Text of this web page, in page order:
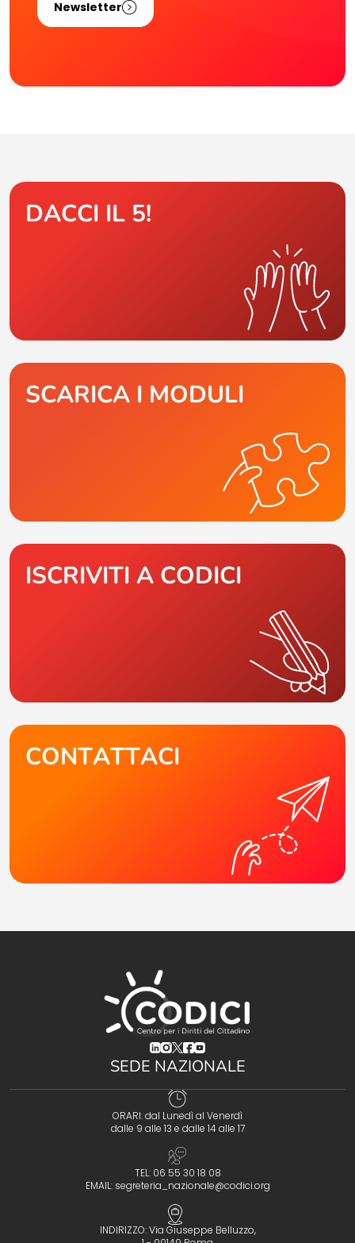
Newsletter
DACCI IL 5!
SCARICA I MODULI
ISCRIVITI A CODICI
CONTATTACI
(opens in a new tab)
(opens in a new tab)
(opens in a new tab)
(opens in a new tab)
(opens in a new tab)
SEDE NAZIONALE
ORARI: dal Lunedì al Venerdì
dalle 9 alle 13 e dalle 14 alle 17
TEL: 06 55 30 18 08
EMAIL: segreteria_nazionale@codici.org
INDIRIZZO: Via Giuseppe Belluzzo,